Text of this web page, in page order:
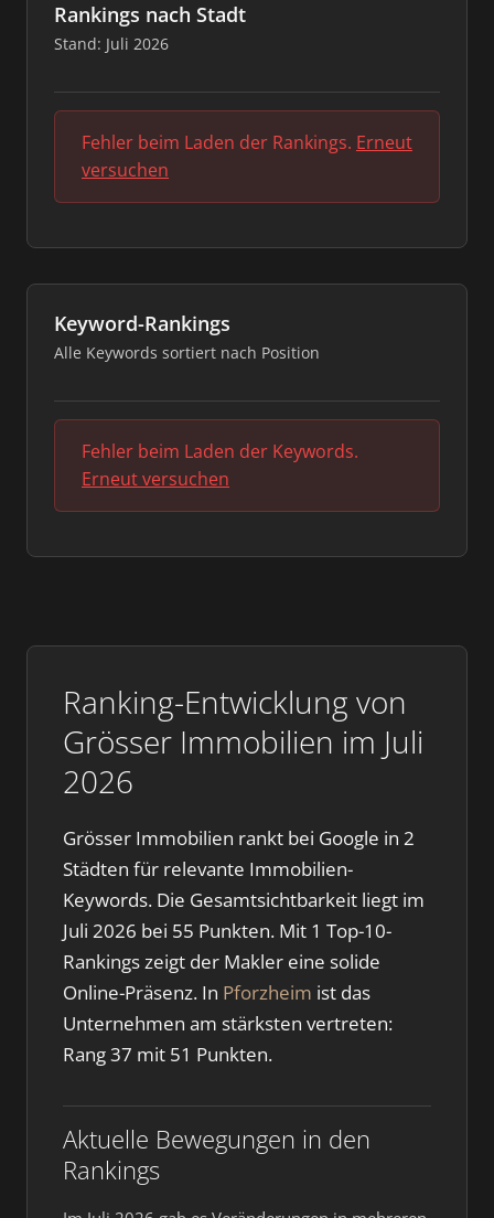
Ranking-Entwicklung von
Grösser Immobilien im Juli
2026
Grösser Immobilien rankt bei Google in 2
Städten für relevante Immobilien-
Keywords. Die Gesamtsichtbarkeit liegt im
Juli 2026 bei 55 Punkten. Mit 1 Top-10-
Rankings zeigt der Makler eine solide
Online-Präsenz. In Pforzheim ist das
Unternehmen am stärksten vertreten:
Rang 37 mit 51 Punkten.
Aktuelle Bewegungen in den
Rankings
Rankings nach Stadt
Stand: Juli 2026
Fehler beim Laden der Rankings. Erneut
versuchen
Keyword-Rankings
Alle Keywords sortiert nach Position
Fehler beim Laden der Keywords.
Erneut versuchen